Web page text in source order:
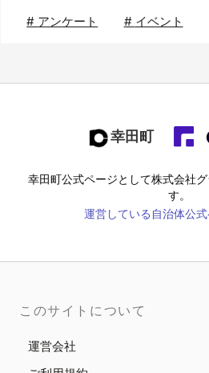
# アンケート # イベント
幸田町
幸田町公式ページとして株式会社
す。
運営している自治体公
このサイトについて
運営会社